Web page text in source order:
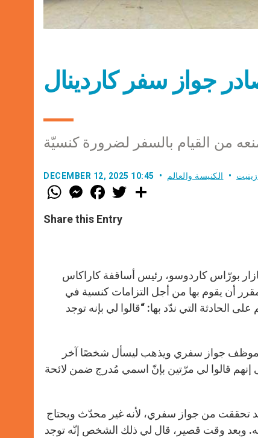
جواز سفر كاردينال
من القيام بالسفر لضرورة كنسيّة
DECEMBER 12, 2025 10:45 الكنيسة والعالم
W
h
t
s
M
e
s
e
F
a
e
b
w
Share this Entry
بورّاس كاردوسو، رئيس أساقفة كاراكاس
أن يقوم بها من أجل التزامات كنسية في
الحادثة التي ندّد بها: “قالوا لي بإنه توجد
الموظف جواز سفري ويذهب ليسأل شخصًا آخر
إنهم قالوا لي مرّتين بإنّ اسمي مُدرج ضمن لائحة
تحققت من جواز سفري، لأنه غير محدّث ويحتاج
وبعد وقت قصير، قال لي ذلك الشخص إنّه توجد